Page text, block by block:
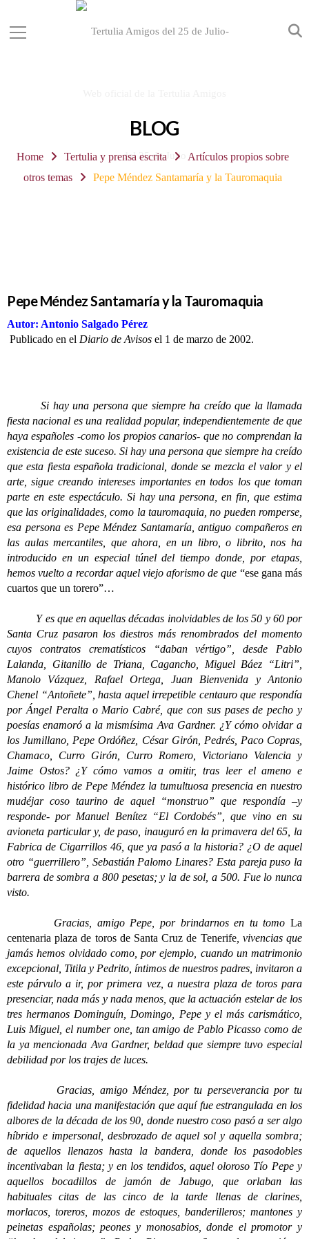
BLOG
Home Tertulia y prensa escrita
Artículos propios sobre
otros temas
Pepe Méndez Santamaría y la Tauromaquia
Pepe Méndez Santamaría y la Tauromaquia
Autor: Antonio Salgado Pérez
Publicado en el Diario de Avisos el 1 de marzo de 2002.
Si hay una persona que siempre ha creído que la llamada
fiesta nacional es una realidad popular, independientemente de que
haya españoles -como los propios canarios- que no comprendan la
existencia de este suceso. Si hay una persona que siempre ha creído
que esta fiesta española tradicional, donde se mezcla el valor y el
arte, sigue creando intereses importantes en todos los que toman
parte en este espectáculo. Si hay una persona, en fin, que estima
que las originalidades, como la tauromaquia, no pueden romperse,
esa persona es Pepe Méndez Santamaría, antiguo compañeros en
las aulas mercantiles, que ahora, en un libro, o librito, nos ha
introducido en un especial túnel del tiempo donde, por etapas,
hemos vuelto a recordar aquel viejo aforismo de que “ese gana más
cuartos que un torero”…
Y es que en aquellas décadas inolvidables de los 50 y 60 por
Santa Cruz pasaron los diestros más renombrados del momento
cuyos contratos crematísticos “daban vértigo”, desde Pablo
Lalanda, Gitanillo de Triana, Cagancho, Miguel Báez “Litri”,
Manolo Vázquez, Rafael Ortega, Juan Bienvenida y Antonio
Chenel “Antoñete”, hasta aquel irrepetible centauro que respondía
por Ángel Peralta o Mario Cabré, que con sus pases de pecho y
poesías enamoró a la mismísima Ava Gardner. ¿Y cómo olvidar a
los Jumillano, Pepe Ordóñez, César Girón, Pedrés, Paco Copras,
Chamaco, Curro Girón, Curro Romero, Victoriano Valencia y
Jaime Ostos? ¿Y cómo vamos a omitir, tras leer el ameno e
histórico libro de Pepe Méndez la tumultuosa presencia en nuestro
mudéjar coso taurino de aquel “monstruo” que respondía –y
responde- por Manuel Benítez “El Cordobés”, que vino en su
avioneta particular y, de paso, inauguró en la primavera del 65, la
Fabrica de Cigarrillos 46, que ya pasó a la historia? ¿O de aquel
otro “guerrillero”, Sebastián Palomo Linares? Esta pareja puso la
barrera de sombra a 800 pesetas; y la de sol, a 500. Fue lo nunca
visto.
Gracias, amigo Pepe, por brindarnos en tu tomo La
centenaria plaza de toros de Santa Cruz de Tenerife, vivencias que
jamás hemos olvidado como, por ejemplo, cuando un matrimonio
excepcional, Titila y Pedrito, íntimos de nuestros padres, invitaron a
este párvulo a ir, por primera vez, a nuestra plaza de toros para
presenciar, nada más y nada menos, que la actuación estelar de los
tres hermanos Dominguín, Domingo, Pepe y el más carismático,
Luis Miguel, el number one, tan amigo de Pablo Picasso como de
la ya mencionada Ava Gardner, beldad que siempre tuvo especial
debilidad por los trajes de luces.
Gracias, amigo Méndez, por tu perseverancia por tu
fidelidad hacia una manifestación que aquí fue estrangulada en los
albores de la década de los 90, donde nuestro coso pasó a ser algo
híbrido e impersonal, desbrozado de aquel sol y aquella sombra;
de aquellos llenazos hasta la bandera, donde los pasodobles
incentivaban la fiesta; y en los tendidos, aquel oloroso Tío Pepe y
aquellos bocadillos de jamón de Jabugo, que orlaban las
habituales citas de las cinco de la tarde llenas de clarines,
morlacos, toreros, mozos de estoques, banderilleros; mantones y
peinetas españolas; peones y monosabios, donde el promotor y